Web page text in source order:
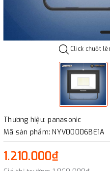
Click chuột
Thương hiệu: panasonic
Mã sản phẩm: NYV00006BE1A
1.210.000₫